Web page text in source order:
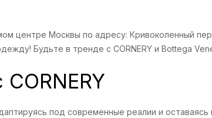
центре Москвы по адресу: Кривоколенный
Будьте в тренде с CORNERY и Bottega
под современные реалии и